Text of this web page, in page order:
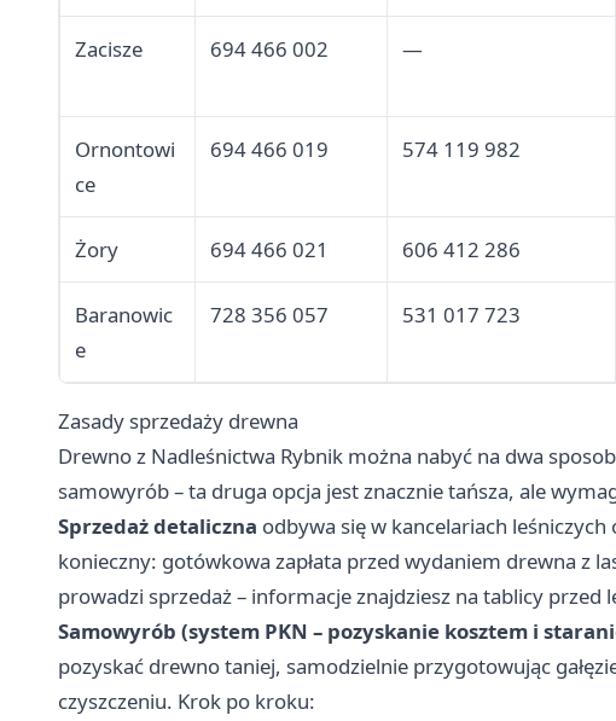
Zacisze 694 466 002 —
Ornontowi
ce
694 466 019 574 119 982
Żory 694 466 021 606 412 286
Baranowic
e
728 356 057 531 017 723
Zasady sprzedaży drewna
Drewno z Nadleśnictwa Rybnik można nabyć na dwa
samowyrób – ta druga opcja jest znacznie tańsza, ale
Sprzedaż detaliczna odbywa się w kancelariach
konieczny: gotówkowa zapłata przed wydaniem drewna z
prowadzi sprzedaż – informacje znajdziesz na tablicy przed
Samowyrób (system PKN – pozyskanie kosztem i
pozyskać drewno taniej, samodzielnie przygotowując
czyszczeniu. Krok po kroku: